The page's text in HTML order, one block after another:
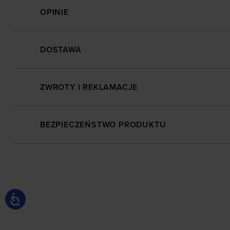
OPINIE
DOSTAWA
ZWROTY I REKLAMACJE
BEZPIECZEŃSTWO PRODUKTU